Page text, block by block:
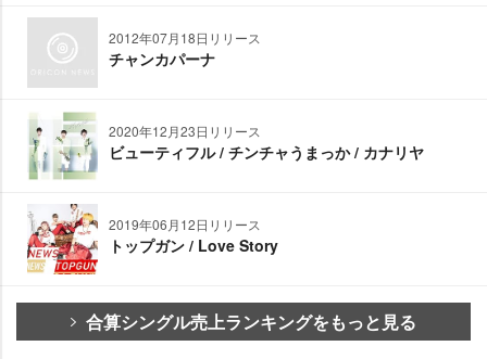
2012年07月18日リリース
チャンカパーナ
2020年12月23日リリース
ビューティフル / チンチャうまっか / カナリヤ
2019年06月12日リリース
トップガン / Love Story
合算シングル売上ランキングをもっと見る